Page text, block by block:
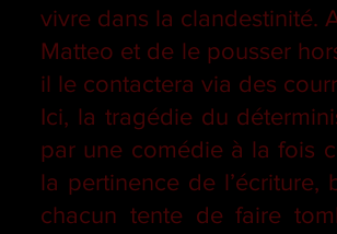
vivre dans la clandestinité.
Matteo et de le pousser
il le contactera via des
Ici, la tragédie du
par une comédie à la fois
la pertinence de
chacun tente de faire